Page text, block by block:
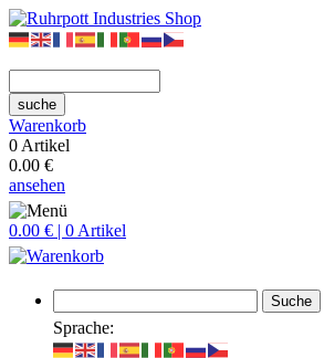
suche
Warenkorb
0 Artikel
0.00 €
ansehen
0.00 € | 0 Artikel
Suche
Sprache: